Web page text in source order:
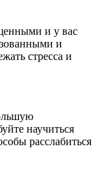
и у вас
и
стресса и
научиться
расслабиться